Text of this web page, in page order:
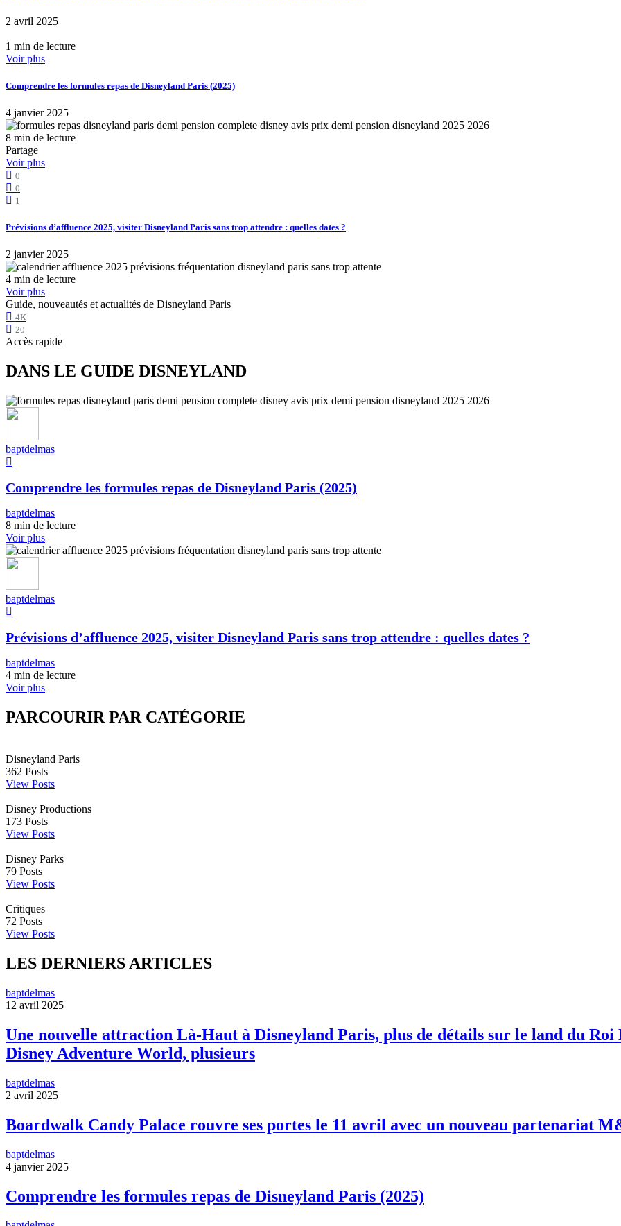
2 avril 2025
1 min de lecture
Voir plus
Comprendre les formules repas de Disneyland Paris (2025)
4 janvier 2025
8 min de lecture
Partage
Voir plus
0
0
1
Prévisions d’affluence 2025, visiter Disneyland Paris sans trop attendre : quelles dates ?
2 janvier 2025
4 min de lecture
Voir plus
Guide, nouveautés et actualités de Disneyland Paris
4K
20
Accès rapide
DANS LE GUIDE DISNEYLAND
baptdelmas
Comprendre les formules repas de Disneyland Paris (2025)
baptdelmas
8 min de lecture
Voir plus
baptdelmas
Prévisions d’affluence 2025, visiter Disneyland Paris sans trop attendre : quelles dates ?
baptdelmas
4 min de lecture
Voir plus
PARCOURIR PAR CATÉGORIE
Disneyland Paris
362 Posts
View Posts
Disney Productions
173 Posts
View Posts
Disney Parks
79 Posts
View Posts
Critiques
72 Posts
View Posts
LES DERNIERS ARTICLES
baptdelmas
12 avril 2025
Une nouvelle attraction Là-Haut à Disneyland Paris, plus de détails sur le land du Roi
Disney Adventure World, plusieurs
baptdelmas
2 avril 2025
Boardwalk Candy Palace rouvre ses portes le 11 avril avec un nouveau partenariat
baptdelmas
4 janvier 2025
Comprendre les formules repas de Disneyland Paris (2025)